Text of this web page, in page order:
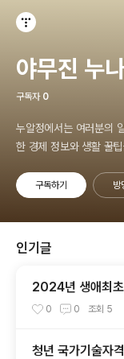
야무진 누
구독자 0
누알정에서는 여러분의
한 경제 정보와 생활 꿀
구독하기 방
인기글
2024년 생애최초
드립니다.
0 0 조회 5
청년 국가기술자